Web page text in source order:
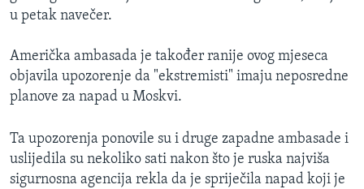
u petak navečer.
Američka ambasada je također ranije ovog mjeseca
objavila upozorenje da "ekstremisti" imaju neposredne
planove za napad u Moskvi.
Ta upozorenja ponovile su i druge zapadne ambasade i
uslijedila su nekoliko sati nakon što je ruska najviša
sigurnosna agencija rekla da je spriječila napad koji je